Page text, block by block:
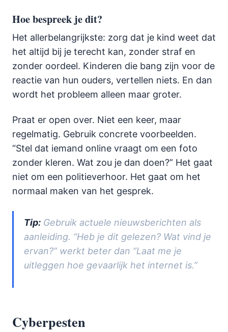
Hoe bespreek je dit?
Het allerbelangrijkste: zorg dat je kind weet dat
het altijd bij je terecht kan, zonder straf en
zonder oordeel. Kinderen die bang zijn voor de
reactie van hun ouders, vertellen niets. En dan
wordt het probleem alleen maar groter.
Praat er open over. Niet een keer, maar
regelmatig. Gebruik concrete voorbeelden.
“Stel dat iemand online vraagt om een foto
zonder kleren. Wat zou je dan doen?” Het gaat
niet om een politieverhoor. Het gaat om het
normaal maken van het gesprek.
Tip: Gebruik actuele nieuwsberichten als
aanleiding. “Heb je dit gelezen? Wat vind je
ervan?” werkt beter dan “Laat me je
uitleggen hoe gevaarlijk het internet is.”
Cyberpesten